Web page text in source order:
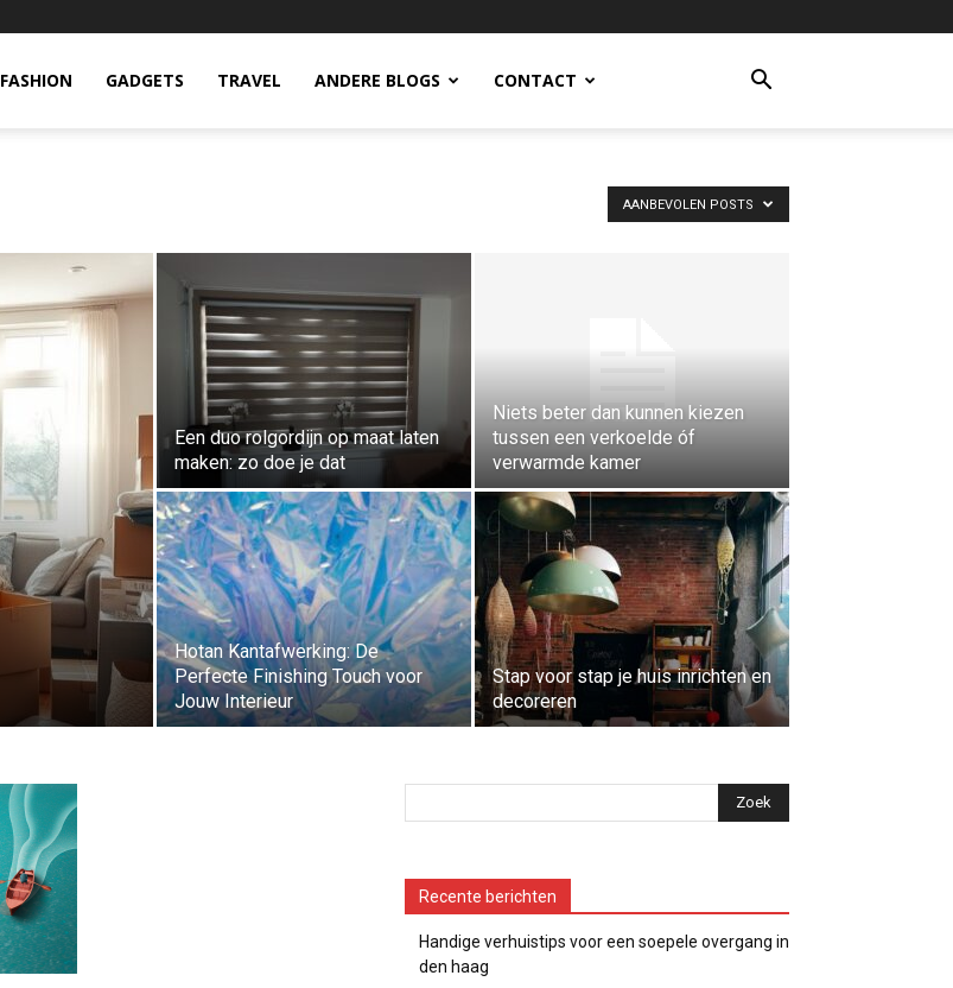
FASHION GADGETS TRAVEL ANDERE BLOGS CONTACT
AANBEVOLEN POSTS
Een duo rolgordijn op maat laten
maken: zo doe je dat
Niets beter dan kunnen kiezen
tussen een verkoelde óf
verwarmde kamer
Hotan Kantafwerking: De
Perfecte Finishing Touch voor
Jouw Interieur
Stap voor stap je huis inrichten en
decoreren
Recente berichten
Handige verhuistips voor een soepele overgang in
den haag